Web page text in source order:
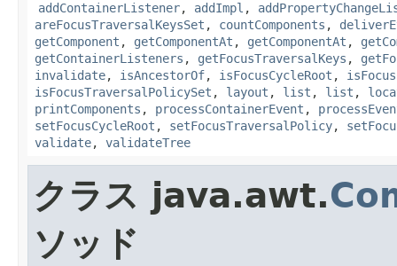
addContainerListener, addImpl ,
areFocusTraversalKeysSet , countComponents ,
getComponent , getComponentAt , getComponentAt ,
getContainerListeners , getFocusTraversalKeys ,
invalidate, isAncestorOf, isFocusCycleRoot ,
isFocusTraversalPolicySet , layout , list , list ,
printComponents , processContainerEvent ,
setFocusCycleRoot , setFocusTraversalPolicy,
validate, validateTree
クラス java.awt.
ソッド